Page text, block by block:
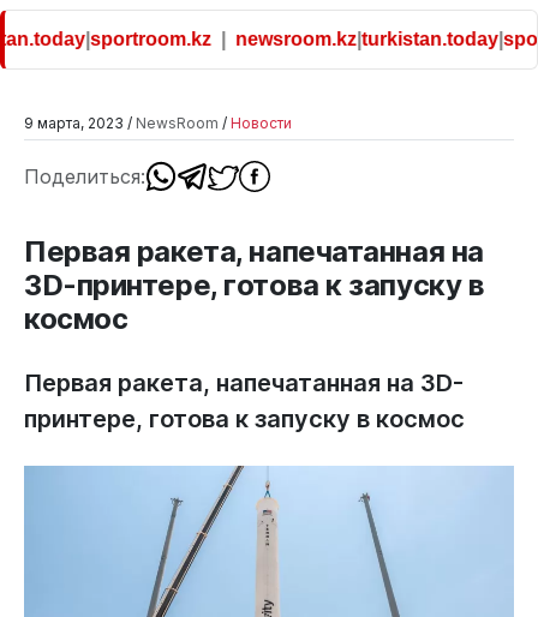
|sportroom.kz| newsroom.kz|turkistan.today|
9 марта, 2023 / NewsRoom / Новости
Поделиться:
Первая ракета, напечатанная на
3D-принтере, готова к запуску в
космос
Первая ракета, напечатанная на 3D-
принтере, готова к запуску в космос